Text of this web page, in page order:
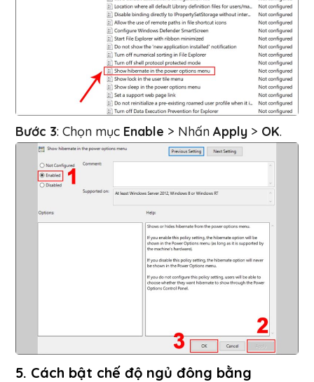
Bước 3: Chọn mục Enable > NhấnApply > OK.
5. Cách bật chế độ ngủ đông bằng